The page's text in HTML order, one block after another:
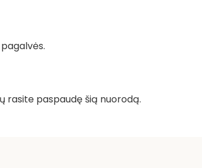
rasite paspaudę šią nuorodą.